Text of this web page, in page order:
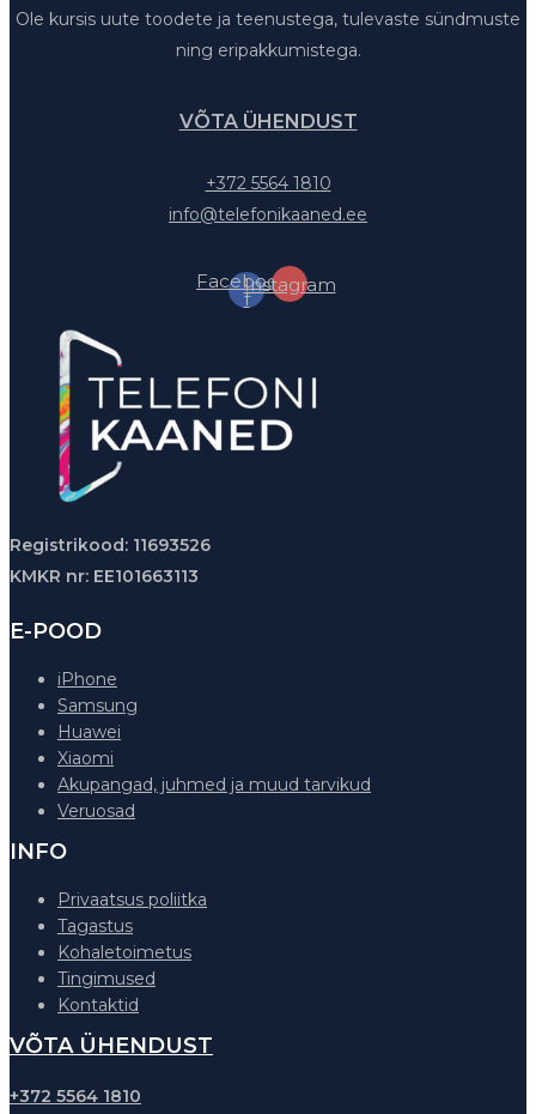
Ole kursis uute toodete ja teenustega, tulevaste sündmuste
ning eripakkumistega.
VÕTA ÜHENDUST
+372 5564 1810
info@telefonikaaned.ee
Facebook-
f
Instagram
Registrikood: 11693526
KMKR nr: EE101663113
E-POOD
iPhone
Samsung
Huawei
Xiaomi
Akupangad, juhmed ja muud tarvikud
Veruosad
INFO
Privaatsus poliitka
Tagastus
Kohaletoimetus
Tingimused
Kontaktid
VÕTA ÜHENDUST
+372 5564 1810